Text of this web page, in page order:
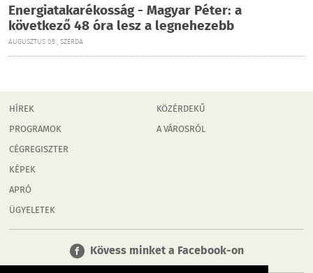
Energiatakarékosság - Magyar Péter: a
következő 48 óra lesz a legnehezebb
AUGUSZTUS 05., SZERDA
HÍREK
PROGRAMOK
CÉGREGISZTER
KÉPEK
APRÓ
ÜGYELETEK
KÖZÉRDEKŰ
A VÁROSRÓL
Kövess minket a Facebook-on